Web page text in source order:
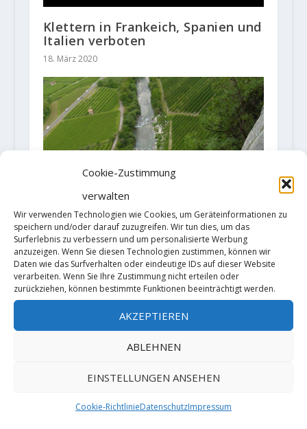
Cookie-Zustimmung
verwalten
Wir verwenden Technologien wie Cookies, um Geräteinformationen zu
speichern und/oder darauf zuzugreifen. Wir tun dies, um das
Surferlebnis zu verbessern und um personalisierte Werbung
anzuzeigen. Wenn Sie diesen Technologien zustimmen, können wir
Daten wie das Surfverhalten oder eindeutige IDs auf dieser Website
verarbeiten. Wenn Sie Ihre Zustimmung nicht erteilen oder
zurückziehen, können bestimmte Funktionen beeinträchtigt werden.
AKZEPTIEREN
ABLEHNEN
EINSTELLUNGEN ANSEHEN
Cookie-RichtlinieDatenschutzImpressum
Klettern in Frankeich, Spanien und
Italien verboten
18. März 2020
polarisiert